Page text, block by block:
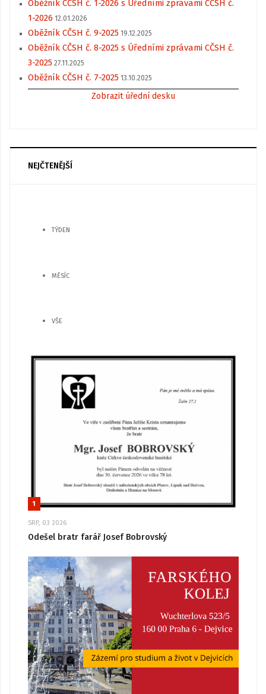
Oběžník CČSH č. 1-2026 s Úředními zprávami CČSH č.
1-2026 12.01.2026
Oběžník CČSH č. 9-2025 19.12.2025
Oběžník CČSH č. 8-2025 s Úředními zprávami CČSH č.
3-2025 27.11.2025
Oběžník CČSH č. 7-2025 13.10.2025
Zobrazit úřední desku
NEJČTENĚJŠÍ
TÝDEN
MĚSÍC
VŠE
1
SRP, 03 2026
Odešel bratr farář Josef Bobrovský